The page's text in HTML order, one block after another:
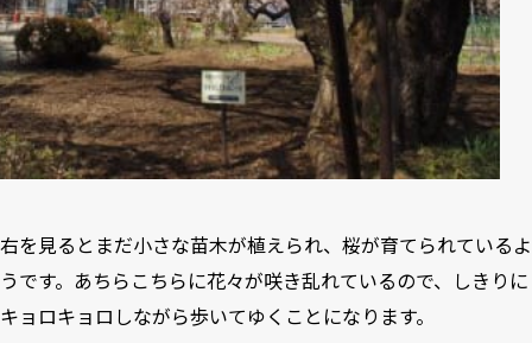
右を見るとまだ小さな苗木が植えられ、桜が育てられているよ
うです。あちらこちらに花々が咲き乱れているので、しきりに
キョロキョロしながら歩いてゆくことになります。